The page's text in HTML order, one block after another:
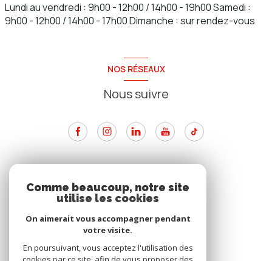
Lundi au vendredi : 9h00 - 12h00 / 14h00 - 19h00 Samedi :
9h00 - 12h00 / 14h00 - 17h00 Dimanche : sur rendez-vous
NOS RÉSEAUX
Nous suivre
Nous adhérons
Comme beaucoup, notre site
utilise les cookies
On aimerait vous accompagner pendant
votre visite.
En poursuivant, vous acceptez l'utilisation des